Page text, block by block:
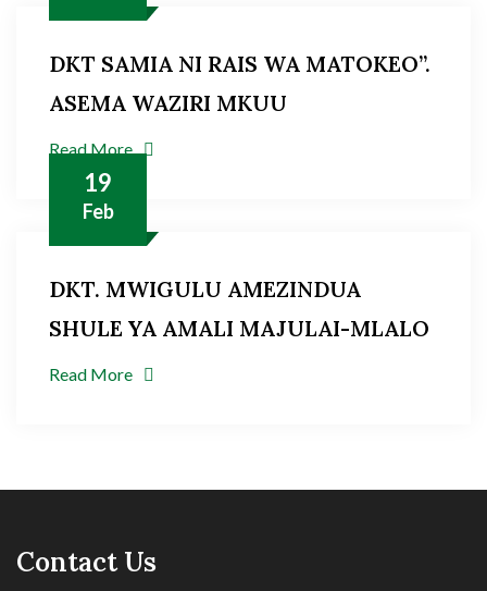
DKT SAMIA NI RAIS WA MATOKEO”.
ASEMA WAZIRI MKUU
Read More
19
Feb
DKT. MWIGULU AMEZINDUA
SHULE YA AMALI MAJULAI-MLALO
Read More
Contact Us